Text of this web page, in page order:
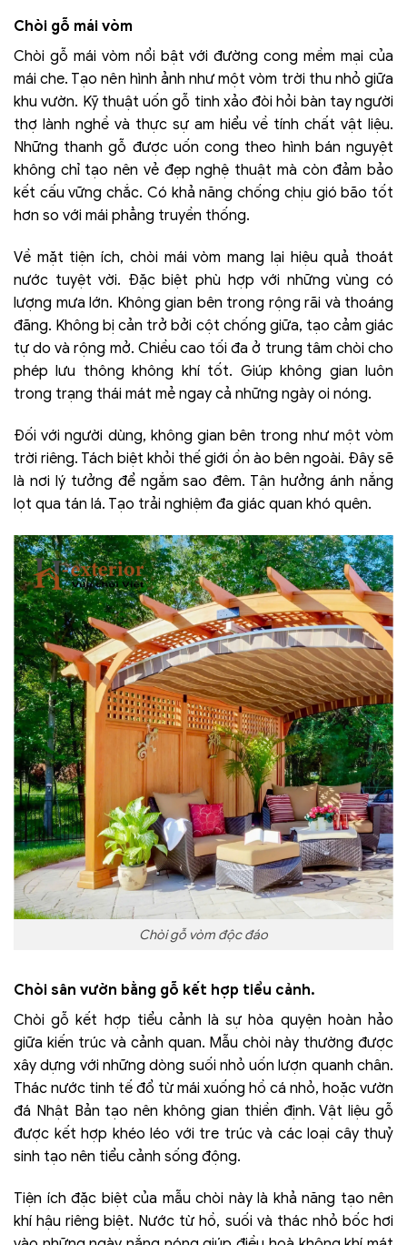
Chòi gỗ mái vòm
Chòi gỗ mái vòm nổi bật với đường cong mềm mại của
mái che. Tạo nên hình ảnh như một vòm trời thu nhỏ giữa
khu vườn. Kỹ thuật uốn gỗ tinh xảo đòi hỏi bàn tay người
thợ lành nghề và thực sự am hiểu về tính chất vật liệu.
Những thanh gỗ được uốn cong theo hình bán nguyệt
không chỉ tạo nên vẻ đẹp nghệ thuật mà còn đảm bảo
kết cấu vững chắc. Có khả năng chống chịu gió bão tốt
hơn so với mái phẳng truyền thống.
Về mặt tiện ích, chòi mái vòm mang lại hiệu quả thoát
nước tuyệt vời. Đặc biệt phù hợp với những vùng có
lượng mưa lớn. Không gian bên trong rộng rãi và thoáng
đãng. Không bị cản trở bởi cột chống giữa, tạo cảm giác
tự do và rộng mở. Chiều cao tối đa ở trung tâm chòi cho
phép lưu thông không khí tốt. Giúp không gian luôn
trong trạng thái mát mẻ ngay cả những ngày oi nóng.
Đối với người dùng, không gian bên trong như một vòm
trời riêng. Tách biệt khỏi thế giới ồn ào bên ngoài. Đây sẽ
là nơi lý tưởng để ngắm sao đêm. Tận hưởng ánh nắng
lọt qua tán lá. Tạo trải nghiệm đa giác quan khó quên.
Chòi gỗ vòm độc đáo
Chòi sân vườn bằng gỗ kết hợp tiểu cảnh.
Chòi gỗ kết hợp tiểu cảnh là sự hòa quyện hoàn hảo
giữa kiến trúc và cảnh quan. Mẫu chòi này thường được
xây dựng với những dòng suối nhỏ uốn lượn quanh chân.
Thác nước tinh tế đổ từ mái xuống hồ cá nhỏ, hoặc vườn
đá Nhật Bản tạo nên không gian thiền định. Vật liệu gỗ
được kết hợp khéo léo với tre trúc và các loại cây thuỷ
sinh tạo nên tiểu cảnh sống động.
Tiện ích đặc biệt của mẫu chòi này là khả năng tạo nên
khí hậu riêng biệt. Nước từ hồ, suối và thác nhỏ bốc hơi